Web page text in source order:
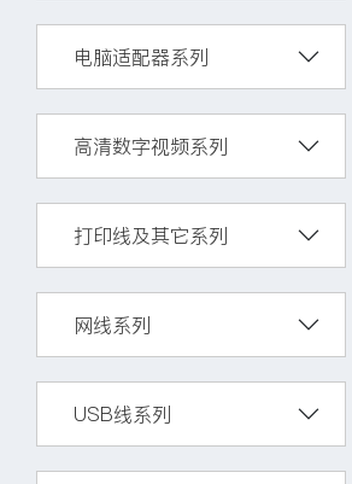
电脑适配器系列
高清数字视频系列
打印线及其它系列
网线系列
USB线系列